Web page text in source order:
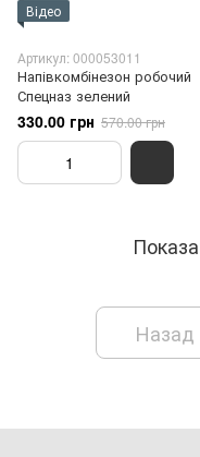
Відео
Артикул: 000053011
Напівкомбінезон робочий
Спецназ зелений
330.00 грн 570.00 грн
Назад